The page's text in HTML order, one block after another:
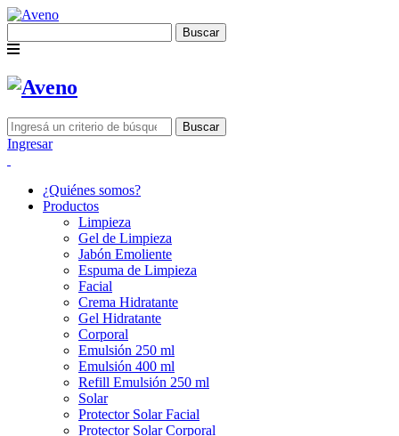
Buscar
Buscar
Ingresar
¿Quiénes somos?
Productos
Limpieza
Gel de Limpieza
Jabón Emoliente
Espuma de Limpieza
Facial
Crema Hidratante
Gel Hidratante
Corporal
Emulsión 250 ml
Emulsión 400 ml
Refill Emulsión 250 ml
Solar
Protector Solar Facial
Protector Solar Corporal